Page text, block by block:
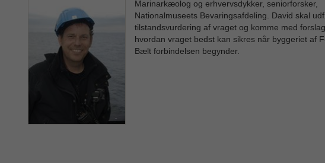
Marinarkæolog og erhvervsdykker, seniorforsker,
Nationalmuseets Bevaringsafdeling. David skal
tilstandsvurdering af vraget og komme med forslag
hvordan vraget bedst kan sikres når byggeriet af
Bælt forbindelsen begynder.